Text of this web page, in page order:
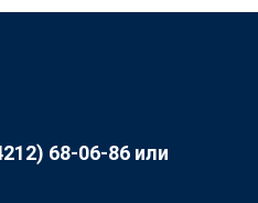
68-06-86 или